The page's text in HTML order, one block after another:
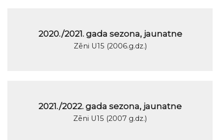
2020./2021. gada sezona, jaunatne
Zēni U15 (2006.g.dz.)
2021./2022. gada sezona, jaunatne
Zēni U15 (2007 g.dz.)